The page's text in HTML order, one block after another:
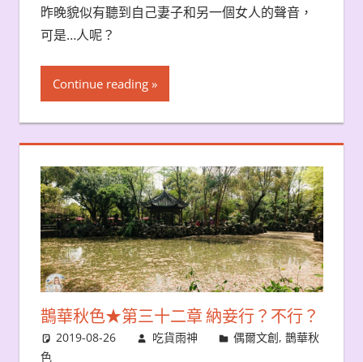
昨晚貌似有聽到自己妻子和另一個女人的聲音，
可是…人呢？
Continue reading
鵲華秋色★第三十二章 納妾行？不行？
2019-08-26 吃貨雨神 偶爾文創,鵲華秋
色